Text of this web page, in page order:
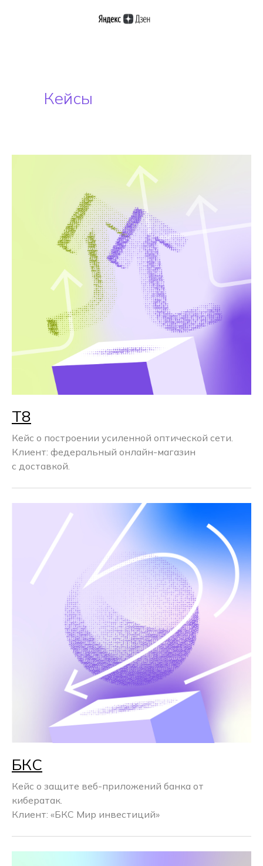
Кейсы
Т8
Кейс о построении усиленной оптической сети.
Клиент: федеральный онлайн-магазин
с доставкой.
БКС
Кейс о защите веб-приложений банка от
кибератак.
Клиент: «БКС Мир инвестиций»